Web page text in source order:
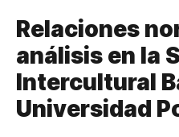
Relaciones
análisis en la
Intercultural
Universidad